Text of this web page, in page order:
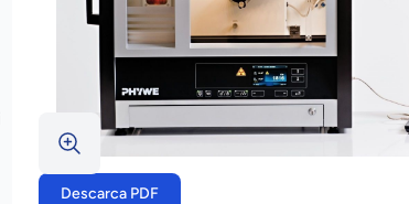
Descarca PDF